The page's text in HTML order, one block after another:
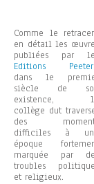
Comme le
en détail les
publiées par
Editions
dans le
siècle de
existence,
collège dut
des
difficiles à
époque
marquée par
troubles
et religieux.